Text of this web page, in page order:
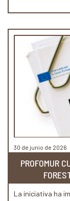
30 de junio de 2026
PROFOMUR
La iniciativa ha